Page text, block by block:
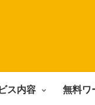
ス内容 無料ワ